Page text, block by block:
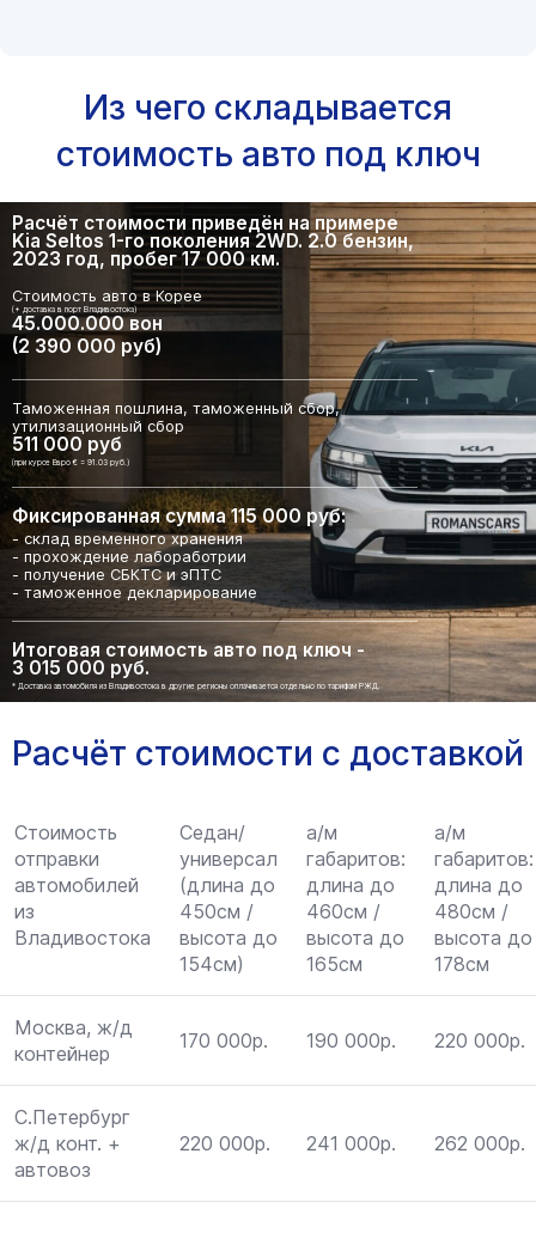
Из чего складывается
стоимость авто под ключ
Расчёт стоимости приведён на примере
Kia Seltos 1-го поколения 2WD. 2.0 бензин,
2023 год, пробег 17 000 км.
Стоимость авто в Корее
(+ доставка в порт Владивостока)
45.000.000 вон
(2 390 000 руб)
Таможенная пошлина, таможенный сбор,
утилизационный сбор
511 000 руб
(при курсе Евро € = 91.03 руб.)
Фиксированная сумма 115 000 руб:
- склад временного хранения
- прохождение лабоработрии
- получение СБКТС и эПТС
- таможенное декларирование
Итоговая стоимость авто под ключ -
3 015 000 руб.
* Доставка автомобиля из Владивостока в другие регионы оплачивается отдельно по тарифам РЖД.
Расчёт стоимости с доставкой
Стоимость
отправки
автомобилей
из
Владивостока
Седан/
универсал
(длина до
450см /
высота до
154см)
а/м
габаритов:
длина до
460см /
высота до
165см
а/м
габаритов:
длина до
480см /
высота до
178см
Москва, ж/д
контейнер
170 000р. 190 000р. 220 000р.
С.Петербург
ж/д конт. +
автовоз
220 000р. 241 000р. 262 000р.